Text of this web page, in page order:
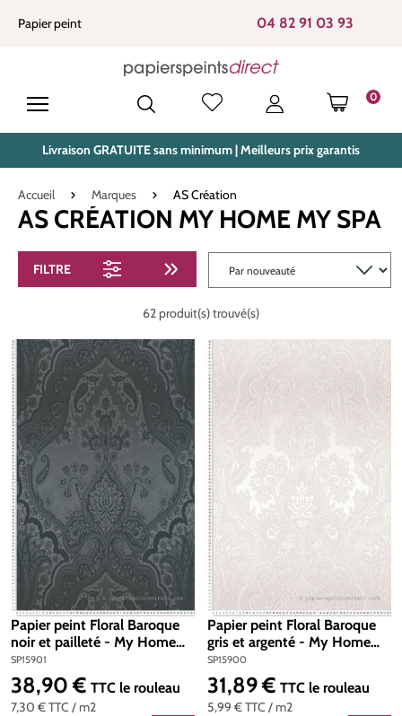
principal
Papier peint 04 82 91 03 93
0
LE
Livraison GRATUITE sans minimum | Meilleurs prix garantis
Accueil Marques AS Création
AS CRÉATION MY HOME MY SPA
FILTRE
62 produit(s) trouvé(s)
Papier peint Floral Baroque
noir et pailleté - My Home
My Spa d'A.S. Création | Réf.
SP15901
SP15901
7,30 €TTC / m2
Prix régulier :
38,90 € TTC le rouleau
Papier peint Floral Baroque
gris et argenté - My Home
My Spa d'A.S. Création | Réf.
SP15900
SP15900
5,99 €TTC / m2
Prix régulier :
31,89 € TTC le rouleau